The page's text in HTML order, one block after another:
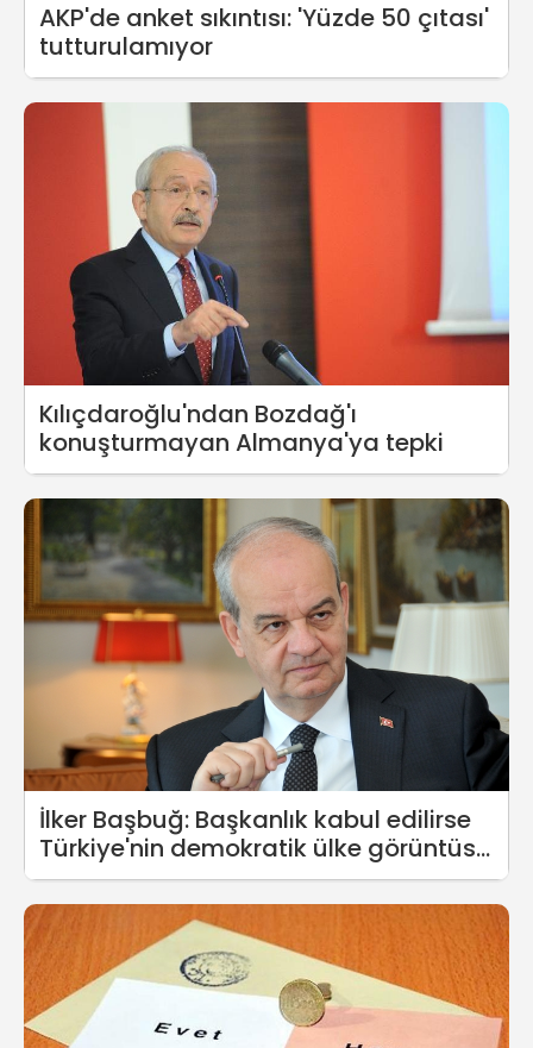
AKP'de anket sıkıntısı: 'Yüzde 50 çıtası'
tutturulamıyor
Kılıçdaroğlu'ndan Bozdağ'ı
konuşturmayan Almanya'ya tepki
İlker Başbuğ: Başkanlık kabul edilirse
Türkiye'nin demokratik ülke görüntüsü
zarar görür